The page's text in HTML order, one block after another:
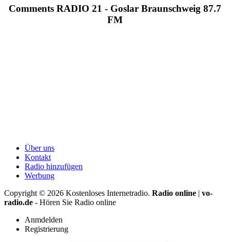
Comments RADIO 21 - Goslar Braunschweig 87.7
FM
Über uns
Kontakt
Radio hinzufügen
Werbung
Copyright © 2026 Kostenloses Internetradio. Radio online | vo-
radio.de - Hören Sie Radio online
Anmdelden
Registrierung